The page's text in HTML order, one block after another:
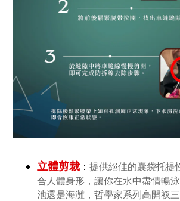
立體剪裁 ： 提供絕佳的囊袋托提
合人體身形，讓你在水中盡情暢
池還是海灘，哲學家系列高開衩